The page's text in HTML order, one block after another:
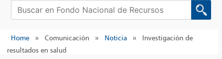
Buscar:
Home » Comunicación » Noticia »
Investigación de
resultados en salud